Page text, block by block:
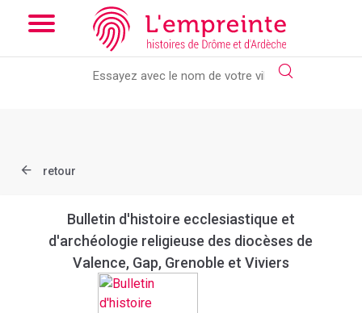
Array ( [slug] => document [ref] => bpt6k486910h )
new slick-theme.css if you want the default styling
retour
Bulletin d'histoire ecclesiastique et
d'archéologie religieuse des diocèses de
Valence, Gap, Grenoble et Viviers